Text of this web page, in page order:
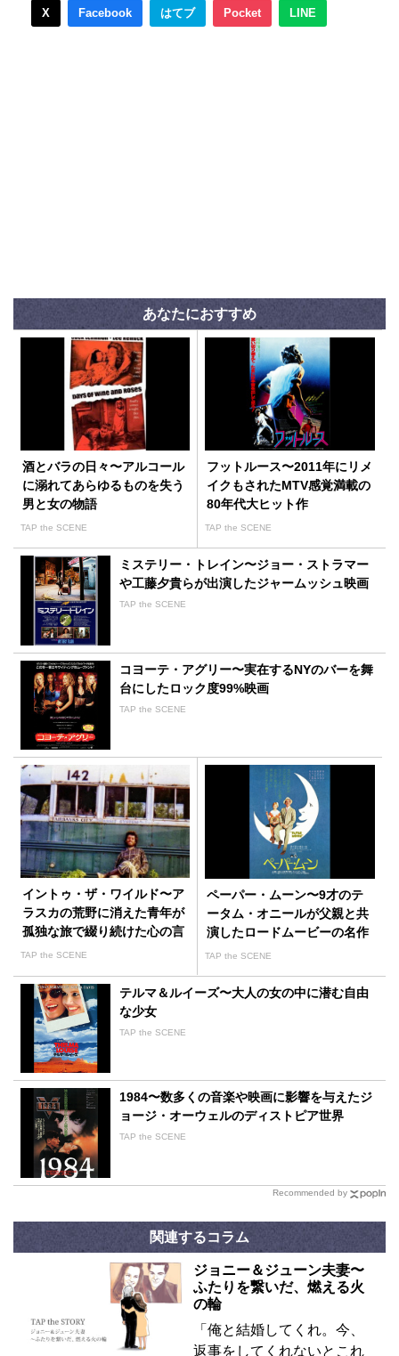
X Facebook はてブ Pocket LINE
あなたにおすすめ
酒とバラの日々〜アルコール
に溺れてあらゆるものを失う
男と女の物語
TAP the SCENE
フットルース〜2011年にリメ
イクもされたMTV感覚満載の
80年代大ヒット作
TAP the SCENE
ミステリー・トレイン〜ジョー・ストラマー
や工藤夕貴らが出演したジャームッシュ映画
TAP the SCENE
コヨーテ・アグリー〜実在するNYのバーを舞
台にしたロック度99%映画
TAP the SCENE
イントゥ・ザ・ワイルド〜ア
ラスカの荒野に消えた青年が
孤独な旅で綴り続けた心の言
葉
TAP the SCENE
ペーパー・ムーン〜9才のテ
ータム・オニールが父親と共
演したロードムービーの名作
TAP the SCENE
テルマ＆ルイーズ〜大人の女の中に潜む自由
な少女
TAP the SCENE
1984〜数多くの音楽や映画に影響を与えたジ
ョージ・オーウェルのディストピア世界
TAP the SCENE
Recommended by
関連するコラム
ジョニー＆ジューン夫妻〜
ふたりを繋いだ、燃える火
の輪
「俺と結婚してくれ。今、
返事をしてくれないとこれ